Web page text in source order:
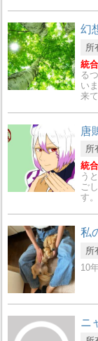
幻
所
統
る
い
来
唐
所
統
う
ご
す。
私
所
10
ニ